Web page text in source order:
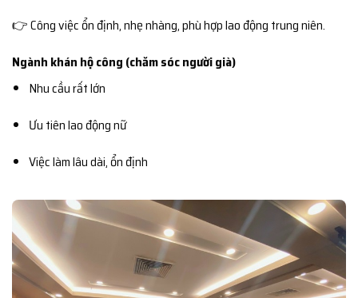
👉 Công việc ổn định, nhẹ nhàng, phù hợp lao động trung niên.
Ngành khán hộ công (chăm sóc người già)
Nhu cầu rất lớn
Ưu tiên lao động nữ
Việc làm lâu dài, ổn định